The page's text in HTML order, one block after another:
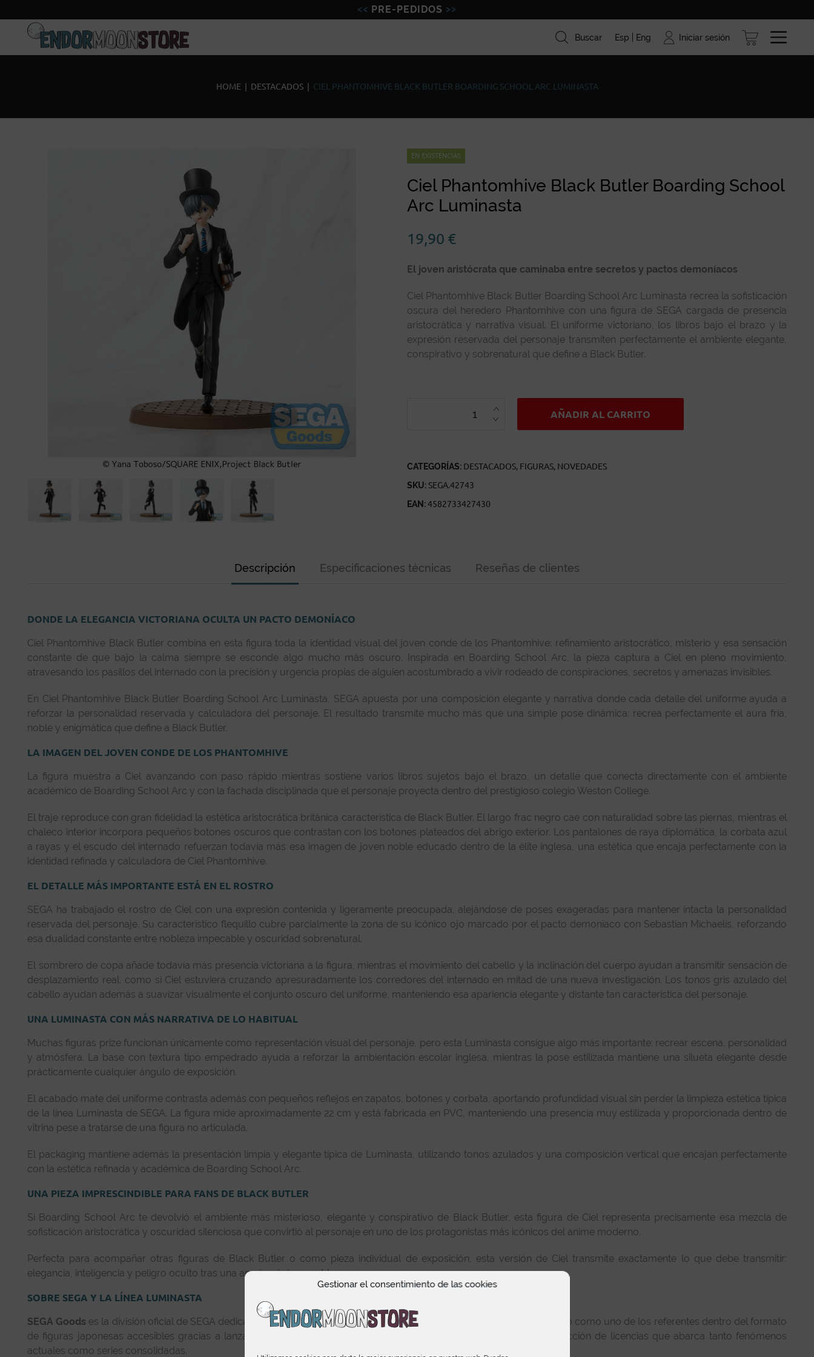
Gestionar el consentimiento de las cookies
PRE-PEDIDOS
Inicio Pre-pedidos Figuras Miniaturas Modelismo Marcas Blog
Buscar Esp Eng Iniciar sesión
HOME DESTACADOS| CIEL PHANTOMHIVE BLACK BUTLER BOARDING SCHOOL ARC LUMINASTA
EN EXISTENCIAS
Ciel Phantomhive Black Butler Boarding School
Arc Luminasta
19,90 €
El joven aristócrata que caminaba entre secretos y pactos demoníacos
Ciel Phantomhive Black Butler Boarding School Arc Luminasta recrea la sofisticación
oscura del heredero Phantomhive con una figura de SEGA cargada de presencia
aristocrática y narrativa visual. El uniforme victoriano, los libros bajo el brazo y la
expresión reservada del personaje transmiten perfectamente el ambiente elegante,
conspirativo y sobrenatural que define a Black Butler.
CANTIDAD
AÑADIR AL CARRITO
CATEGORÍAS: DESTACADOS, FIGURAS, NOVEDADES
SKU: SEGA.42743
EAN:4582733427430
Descripción Especificaciones técnicas Reseñas de clientes
DONDE LA ELEGANCIA VICTORIANA OCULTA UN PACTO DEMONÍACO
Ciel Phantomhive Black Butler combina en esta figura toda la identidad visual del joven conde de los Phantomhive: refinamiento aristocrático, misterio y esa sensación
constante de que bajo la calma siempre se esconde algo mucho más oscuro. Inspirada en Boarding School Arc, la pieza captura a Ciel en pleno movimiento,
atravesando los pasillos del internado con la precisión y urgencia propias de alguien acostumbrado a vivir rodeado de conspiraciones, secretos y amenazas invisibles.
En Ciel Phantomhive Black Butler Boarding School Arc Luminasta, SEGA apuesta por una composición elegante y narrativa donde cada detalle del uniforme ayuda a
reforzar la personalidad reservada y calculadora del personaje. El resultado transmite mucho más que una simple pose dinámica: recrea perfectamente el aura fría,
noble y enigmática que define a Black Butler.
LA IMAGEN DEL JOVEN CONDE DE LOS PHANTOMHIVE
La figura muestra a Ciel avanzando con paso rápido mientras sostiene varios libros sujetos bajo el brazo, un detalle que conecta directamente con el ambiente
académico de Boarding School Arc y con la fachada disciplinada que el personaje proyecta dentro del prestigioso colegio Weston College.
El traje reproduce con gran fidelidad la estética aristocrática británica característica de Black Butler. El largo frac negro cae con naturalidad sobre las piernas, mientras el
chaleco interior incorpora pequeños botones oscuros que contrastan con los botones plateados del abrigo exterior. Los pantalones de raya diplomática, la corbata azul
a rayas y el escudo del internado refuerzan todavía más esa imagen de joven noble educado dentro de la élite inglesa, una estética que encaja perfectamente con la
identidad refinada y calculadora de Ciel Phantomhive.
EL DETALLE MÁS IMPORTANTE ESTÁ EN EL ROSTRO
SEGA ha trabajado el rostro de Ciel con una expresión contenida y ligeramente preocupada, alejándose de poses exageradas para mantener intacta la personalidad
reservada del personaje. Su característico flequillo cubre parcialmente la zona de su icónico ojo marcado por el pacto demoníaco con Sebastian Michaelis, reforzando
esa dualidad constante entre nobleza impecable y oscuridad sobrenatural.
El sombrero de copa añade todavía más presencia victoriana a la figura, mientras el movimiento del cabello y la inclinación del cuerpo ayudan a transmitir sensación de
desplazamiento real, como si Ciel estuviera cruzando apresuradamente los corredores del internado en mitad de una nueva investigación. Los tonos gris azulado del
cabello ayudan además a suavizar visualmente el conjunto oscuro del uniforme, manteniendo esa apariencia elegante y distante tan característica del personaje.
UNA LUMINASTA CON MÁS NARRATIVA DE LO HABITUAL
Muchas figuras prize funcionan únicamente como representación visual del personaje, pero esta Luminasta consigue algo más importante: recrear escena, personalidad
y atmósfera. La base con textura tipo empedrado ayuda a reforzar la ambientación escolar inglesa, mientras la pose estilizada mantiene una silueta elegante desde
prácticamente cualquier ángulo de exposición.
El acabado mate del uniforme contrasta además con pequeños reflejos en zapatos, botones y corbata, aportando profundidad visual sin perder la limpieza estética típica
de la línea Luminasta de SEGA. La figura mide aproximadamente 22 cm y está fabricada en PVC, manteniendo una presencia muy estilizada y proporcionada dentro de
vitrina pese a tratarse de una figura no articulada.
El packaging mantiene además la presentación limpia y elegante típica de Luminasta, utilizando tonos azulados y una composición vertical que encajan perfectamente
con la estética refinada y académica de Boarding School Arc.
UNA PIEZA IMPRESCINDIBLE PARA FANS DE BLACK BUTLER
Si Boarding School Arc te devolvió el ambiente más misterioso, elegante y conspirativo de Black Butler, esta figura de Ciel representa precisamente esa mezcla de
sofisticación aristocrática y oscuridad silenciosa que convirtió al personaje en uno de los protagonistas más icónicos del anime moderno.
Perfecta para acompañar otras figuras de Black Butler o como pieza individual de exposición, esta versión de Ciel transmite exactamente lo que debe transmitir:
elegancia, inteligencia y peligro oculto tras una apariencia impecable.
SOBRE SEGA Y LA LÍNEA LUMINASTA
SEGA Goods es la división oficial de SEGA dedicada al coleccionismo de anime, manga y videojuegos. Se ha consolidado como uno de los referentes dentro del formato
de figuras japonesas accesibles gracias a lanzamientos constantes, estándares de esculpido consistentes y una selección de licencias que abarca tanto fenómenos
actuales como series consolidadas.